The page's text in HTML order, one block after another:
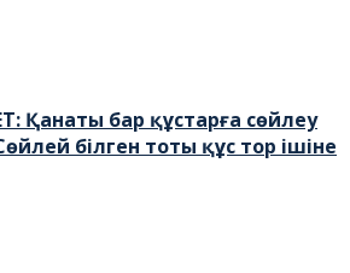
Қанаты бар құстарға сөйлеу
білген тоты құс тор ішіне